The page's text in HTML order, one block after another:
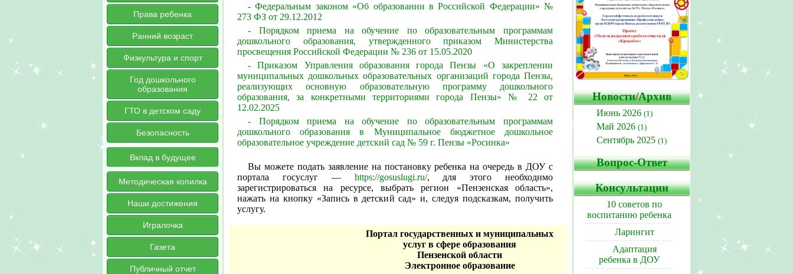
Права ребенка
Ранний возраст
Физкультура и спорт
Год дошкольного
образования
ГТО в детском саду
Безопасность
Вклад в будущее
Методическая копилка
Наши достижения
Игралочка
Газета
Публичный отчет
- Федеральным законом «Об образовании в Российской Федерации» №
273 ФЗ от 29.12.2012
- Порядком приема на обучение по образовательным программам
дошкольного образования, утвержденного приказом Министерства
просвещения Российской Федерации № 236 от 15.05.2020
- Приказом Управления образования города Пензы «О закреплении
муниципальных дошкольных образовательных организаций города Пензы,
реализующих основную образовательную программу дошкольного
образования, за конкретными территориями города Пензы» № 22 от
12.02.2025
- Порядком приема на обучение по образовательным программам
дошкольного образования в Муниципальное бюджетное дошкольное
образовательное учреждение детский сад № 59 г. Пензы «Росинка»
Вы можете подать заявление на постановку ребенка на очередь в ДОУ с
портала госуслуг — https://gosuslugi.ru/, для этого необходимо
зарегистрироваться на ресурсе, выбрать регион «Пензенская область»,
нажать на кнопку «Запись в детский сад» и, следуя подсказкам, получить
услугу.
Портал государственных и муниципальных
услуг в сфере образования
Пензенской области
Электронное образование
Новости/Архив
Июнь 2026 (1)
Май 2026 (1)
Сентябрь 2025 (1)
Вопрос-Ответ
Консультации
10 советов по
воспитанию ребенка
Ларингит
Адаптация
ребенка в ДОУ